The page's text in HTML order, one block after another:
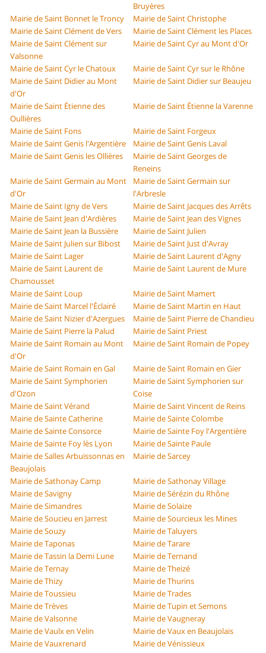
Bruyères
Mairie de Saint Bonnet le Troncy
Mairie de Saint Christophe
Mairie de Saint Clément de Vers
Mairie de Saint Clément les Places
Mairie de Saint Clément sur
Valsonne
Mairie de Saint Cyr au Mont d'Or
Mairie de Saint Cyr le Chatoux
Mairie de Saint Cyr sur le Rhône
Mairie de Saint Didier au Mont
d'Or
Mairie de Saint Didier sur Beaujeu
Mairie de Saint Étienne des
Oullières
Mairie de Saint Étienne la Varenne
Mairie de Saint Fons
Mairie de Saint Forgeux
Mairie de Saint Genis l'Argentière
Mairie de Saint Genis Laval
Mairie de Saint Genis les Ollières
Mairie de Saint Georges de
Reneins
Mairie de Saint Germain au Mont
d'Or
Mairie de Saint Germain sur
l'Arbresle
Mairie de Saint Igny de Vers
Mairie de Saint Jacques des Arrêts
Mairie de Saint Jean d'Ardières
Mairie de Saint Jean des Vignes
Mairie de Saint Jean la Bussière
Mairie de Saint Julien
Mairie de Saint Julien sur Bibost
Mairie de Saint Just d'Avray
Mairie de Saint Lager
Mairie de Saint Laurent d'Agny
Mairie de Saint Laurent de
Chamousset
Mairie de Saint Laurent de Mure
Mairie de Saint Loup
Mairie de Saint Mamert
Mairie de Saint Marcel l'Éclairé
Mairie de Saint Martin en Haut
Mairie de Saint Nizier d'Azergues
Mairie de Saint Pierre de Chandieu
Mairie de Saint Pierre la Palud
Mairie de Saint Priest
Mairie de Saint Romain au Mont
d'Or
Mairie de Saint Romain de Popey
Mairie de Saint Romain en Gal
Mairie de Saint Romain en Gier
Mairie de Saint Symphorien
d'Ozon
Mairie de Saint Symphorien sur
Coise
Mairie de Saint Vérand
Mairie de Saint Vincent de Reins
Mairie de Sainte Catherine
Mairie de Sainte Colombe
Mairie de Sainte Consorce
Mairie de Sainte Foy l'Argentière
Mairie de Sainte Foy lès Lyon
Mairie de Sainte Paule
Mairie de Salles Arbuissonnas en
Beaujolais
Mairie de Sarcey
Mairie de Sathonay Camp
Mairie de Sathonay Village
Mairie de Savigny
Mairie de Sérézin du Rhône
Mairie de Simandres
Mairie de Solaize
Mairie de Soucieu en Jarrest
Mairie de Sourcieux les Mines
Mairie de Souzy
Mairie de Taluyers
Mairie de Taponas
Mairie de Tarare
Mairie de Tassin la Demi Lune
Mairie de Ternand
Mairie de Ternay
Mairie de Theizé
Mairie de Thizy
Mairie de Thurins
Mairie de Toussieu
Mairie de Trades
Mairie de Trèves
Mairie de Tupin et Semons
Mairie de Valsonne
Mairie de Vaugneray
Mairie de Vaulx en Velin
Mairie de Vaux en Beaujolais
Mairie de Vauxrenard
Mairie de Vénissieux